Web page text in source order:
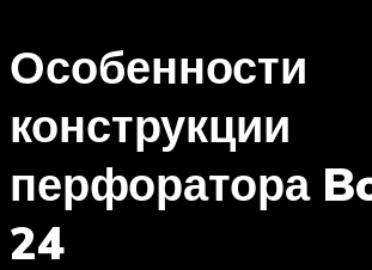
Особенности
конструкции
перфоратора
24